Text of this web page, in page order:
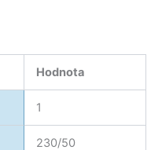
Hodnota
1
230/50